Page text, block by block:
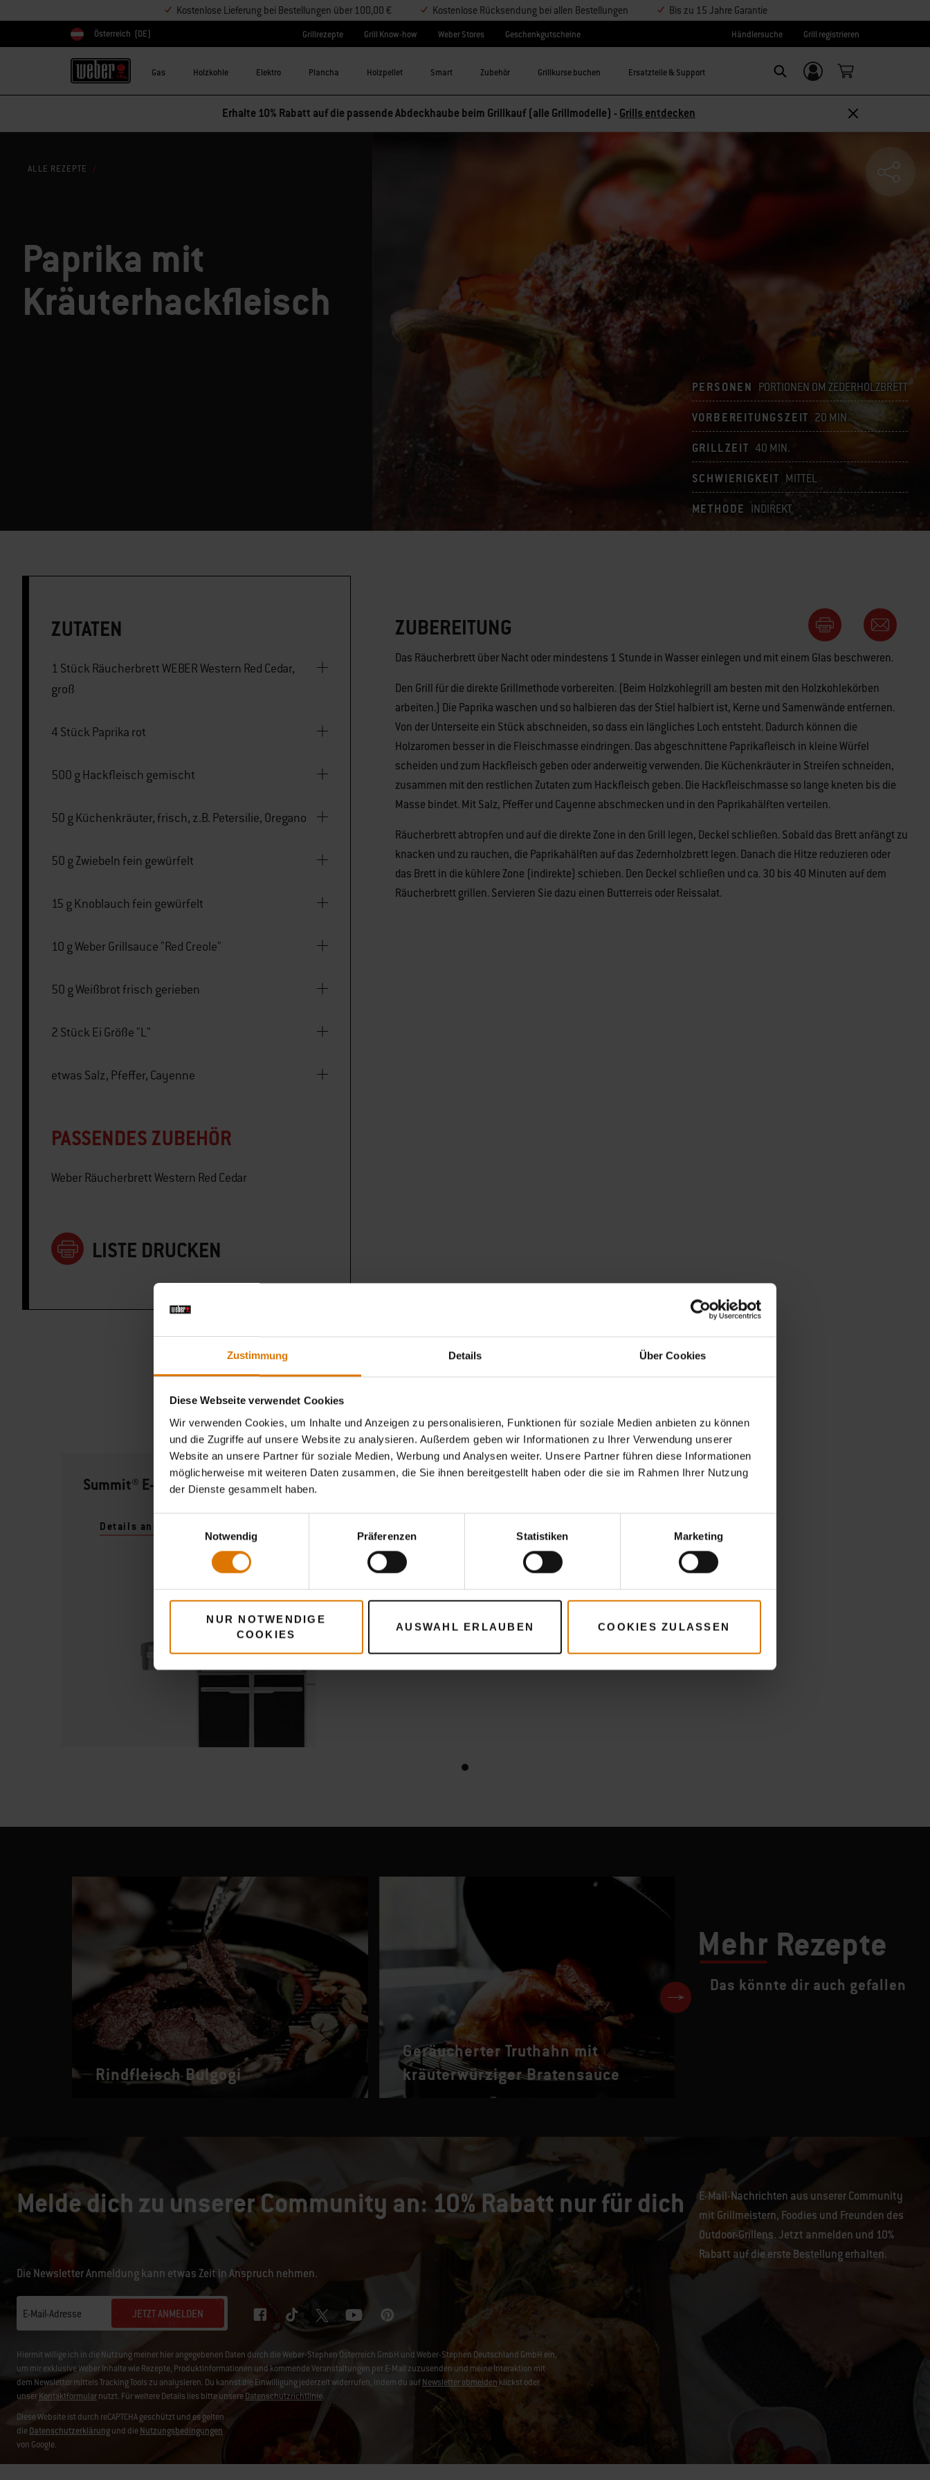
Zustimmung Details Über Cookies
Diese Webseite verwendet Cookies
Wir verwenden Cookies, um Inhalte und Anzeigen zu personalisieren, Funktionen für soziale Medien anbieten zu können
und die Zugriffe auf unsere Website zu analysieren. Außerdem geben wir Informationen zu Ihrer Verwendung unserer
Website an unsere Partner für soziale Medien, Werbung und Analysen weiter. Unsere Partner führen diese Informationen
möglicherweise mit weiteren Daten zusammen, die Sie ihnen bereitgestellt haben oder die sie im Rahmen Ihrer Nutzung
der Dienste gesammelt haben.
Notwendig
Präferenzen Statistiken Marketing
NUR NOTWENDIGE
COOKIES
AUSWAHL ERLAUBEN COOKIES ZULASSEN
Kostenlose Lieferung bei Bestellungen über 100,00 € Kostenlose Rücksendung bei allen Bestellungen Bis zu 15 Jahre Garantie
Land auswählen
Österreich (DE) Grillrezepte Grill Know-how Weber Stores Geschenkgutscheine Händlersuche Grill registrieren
Gas Holzkohle Elektro Plancha Holzpellet Smart Zubehör Grillkurse buchen Ersatzteile & Support
Einloggen/
Weber-ID
Erhalte 10% Rabatt auf die passende Abdeckhaube beim Grillkauf (alle Grillmodelle) - Grills entdecken
ALLE REZEPTE
Paprika mit
Kräuterhackfleisch
PERSONEN PORTIONEN OM ZEDERHOLZBRETT
VORBEREITUNGSZEIT 20 MIN.
GRILLZEIT 40 MIN.
SCHWIERIGKEIT MITTEL
METHODE INDIREKT
ZUTATEN
1 Stück Räucherbrett WEBER Western Red Cedar,
groß
4 Stück Paprika rot
500 g Hackfleisch gemischt
50 g Küchenkräuter, frisch, z.B. Petersilie, Oregano
50 g Zwiebeln fein gewürfelt
15 g Knoblauch fein gewürfelt
10 g Weber Grillsauce "Red Creole"
50 g Weißbrot frisch gerieben
2 Stück Ei Größe "L"
etwas Salz, Pfeffer, Cayenne
PASSENDES ZUBEHÖR
Weber Räucherbrett Western Red Cedar
LISTE DRUCKEN
ZUBEREITUNG
Das Räucherbrett über Nacht oder mindestens 1 Stunde in Wasser einlegen und mit einem Glas beschweren.
Den Grill für die direkte Grillmethode vorbereiten. (Beim Holzkohlegrill am besten mit den Holzkohlekörben
arbeiten.) Die Paprika waschen und so halbieren das der Stiel halbiert ist, Kerne und Samenwände entfernen.
Von der Unterseite ein Stück abschneiden, so dass ein längliches Loch entsteht. Dadurch können die
Holzaromen besser in die Fleischmasse eindringen. Das abgeschnittene Paprikafleisch in kleine Würfel
scheiden und zum Hackfleisch geben oder anderweitig verwenden. Die Küchenkräuter in Streifen schneiden,
zusammen mit den restlichen Zutaten zum Hackfleisch geben. Die Hackfleischmasse so lange kneten bis die
Masse bindet. Mit Salz, Pfeffer und Cayenne abschmecken und in den Paprikahälften verteilen.
Räucherbrett abtropfen und auf die direkte Zone in den Grill legen, Deckel schließen. Sobald das Brett anfängt zu
knacken und zu rauchen, die Paprikahälften auf das Zedernholzbrett legen. Danach die Hitze reduzieren oder
das Brett in die kühlere Zone (indirekte) schieben. Den Deckel schließen und ca. 30 bis 40 Minuten auf dem
Räucherbrett grillen. Servieren Sie dazu einen Butterreis oder Reissalat.
Sei perfekt vorbereitet
Empfohlenes Zubehör
Summit® E-470 GBS Gasgrill
Details ansehen
Mehr Rezepte
Das könnte dir auch gefallen
Rindfleisch Bulgogi
Geräucherter Truthahn mit
kräuterwürziger Bratensauce
Melde dich zu unserer Community an: 10% Rabatt nur für dich
E-Mail-Nachrichten aus unserer Community
mit Grillmeistern, Foodies und Freunden des
Outdoor-Grillens. Jetzt anmelden und 10%
Rabatt auf die erste Bestellung erhalten.
Die Newsletter Anmeldung kann etwas Zeit in Anspruch nehmen.
E-Mail-Adresse JETZT ANMELDEN
Hiermit willige ich in die Nutzung meiner hier angegebenen Daten durch die Weber-Stephen Österreich GmbH und Weber-Stephen Deutschland GmbH ein,
um mir exklusive Weber Inhalte wie Rezepte, Produktinformationen und kommende Veranstaltungen per E-Mail zuzusenden und meine Interaktion mit
dem Newsletter mittels Tracking Tools zu analysieren. Du kannst die Einwilligung jederzeit widerrufen, indem du aufNewsletter abmelden klickst oder
unserKontaktformularnutzt. Für weitere Details lies bitte unsereDatenschutzrichtlinie.
Diese Website ist durch reCAPTCHA geschützt und es gelten
dieDatenschutzerklärungund dieNutzungsbedingungen
von Google.